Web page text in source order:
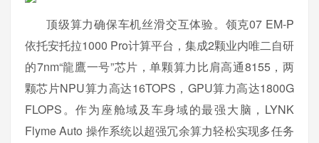
顶级算力确保车机丝滑交互体验。领克07 EM-P
依托安托拉1000 Pro计算平台，集成2颗业内唯二自研
的7nm“龍鷹一号”芯片，单颗算力比肩高通8155，两
颗芯片NPU算力高达16TOPS，GPU算力高达1800G
FLOPS。作为座舱域及车身域的最强大脑，LYNK
Flyme Auto 操作系统以超强冗余算力轻松实现多任务